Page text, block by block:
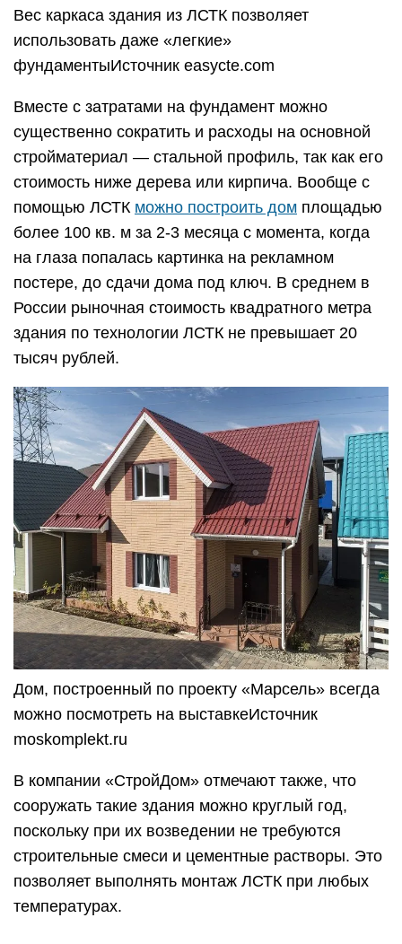
Вес каркаса здания из ЛСТК позволяет
использовать даже «легкие»
фундаментыИсточник easycte.com
Вместе с затратами на фундамент можно
существенно сократить и расходы на основной
стройматериал — стальной профиль, так как его
стоимость ниже дерева или кирпича. Вообще с
помощью ЛСТК можно построить дом площадью
более 100 кв. м за 2-3 месяца с момента, когда
на глаза попалась картинка на рекламном
постере, до сдачи дома под ключ. В среднем в
России рыночная стоимость квадратного метра
здания по технологии ЛСТК не превышает 20
тысяч рублей.
Дом, построенный по проекту «Марсель» всегда
можно посмотреть на выставкеИсточник
moskomplekt.ru
В компании «СтройДом» отмечают также, что
сооружать такие здания можно круглый год,
поскольку при их возведении не требуются
строительные смеси и цементные растворы. Это
позволяет выполнять монтаж ЛСТК при любых
температурах.